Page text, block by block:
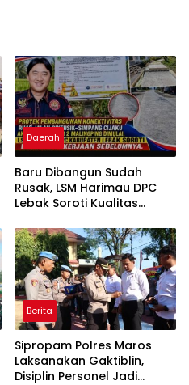
Daerah
Baru Dibangun Sudah
Rusak, LSM Harimau DPC
Lebak Soroti Kualitas
Cikeusik-Simpang Cijaku
Berita
Sipropam Polres Maros
Laksanakan Gaktiblin,
Disiplin Personel Jadi